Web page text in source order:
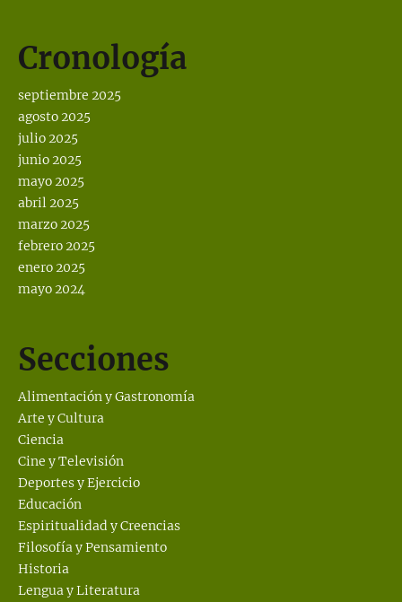
Cronología
septiembre 2025
agosto 2025
julio 2025
junio 2025
mayo 2025
abril 2025
marzo 2025
febrero 2025
enero 2025
mayo 2024
Secciones
Alimentación y Gastronomía
Arte y Cultura
Ciencia
Cine y Televisión
Deportes y Ejercicio
Educación
Espiritualidad y Creencias
Filosofía y Pensamiento
Historia
Lengua y Literatura